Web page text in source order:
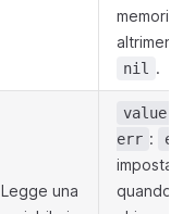
altrimenti
nil .
Legge una
value,
err : err
impostato
quando la